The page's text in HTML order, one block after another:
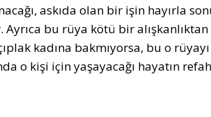
askıda olan bir işin hayırla
Ayrıca bu rüya kötü bir
kadına bakmıyorsa, bu o
o kişi için yaşayacağı hayatın